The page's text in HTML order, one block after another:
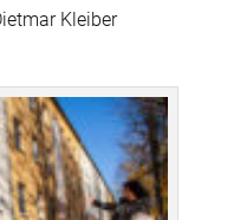
Kleiber